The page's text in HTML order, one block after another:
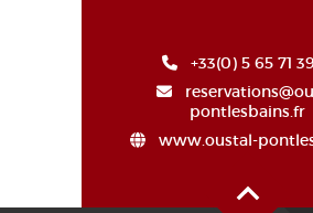
+33(0) 5 65 71
pontlesbains.fr
www.oustal-